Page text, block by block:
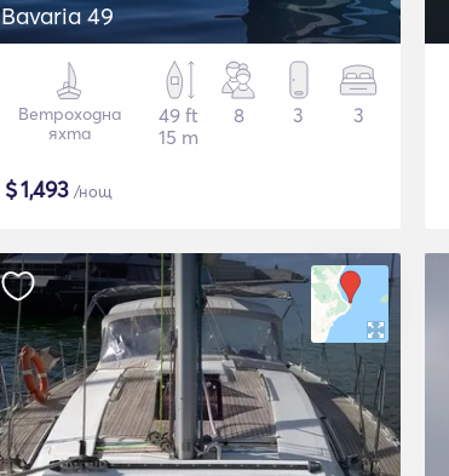
Bavaria 49
Ветроходна
яхта
49 ft
15 m
8 3 3
$1,493 /нощ